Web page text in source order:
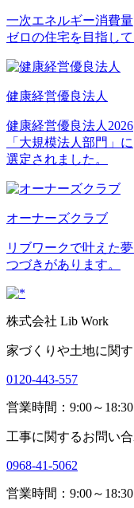
一次エネルギー消費量
ゼロの住宅を目指して
健康経営優良法人
健康経営優良法人2026
「大規模法人部門」に
選定されました。
オーナーズクラブ
リブワークで叶えた
つづきがあります。
株式会社 Lib Work
家づくりや土地に関
0120-443-557
営業時間：9:00～
工事に関するお問い
0968-41-5062
営業時間：9:00～18:30